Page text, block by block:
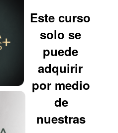
Este curso
solo se
puede
adquirir
por medio
de
nuestras